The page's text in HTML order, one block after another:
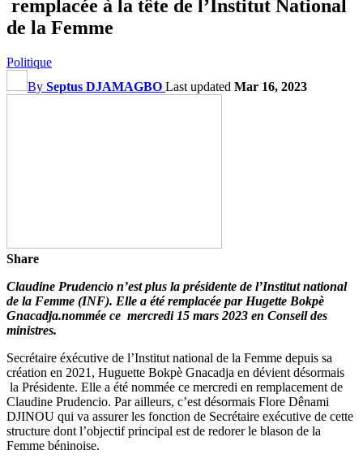
remplacée à la tête de l’Institut National
de la Femme
Politique
By Septus DJAMAGBO Last updated Mar 16, 2023
Share
Claudine Prudencio n’est plus la présidente de l’Institut national
de la Femme (INF). Elle a été remplacée par Hugette Bokpè
Gnacadja.nommée ce mercredi 15 mars 2023 en Conseil des
ministres.
Secrétaire éxécutive de l’Institut national de la Femme depuis sa
création en 2021, Huguette Bokpè Gnacadja en dévient désormais
la Présidente. Elle a été nommée ce mercredi en remplacement de
Claudine Prudencio. Par ailleurs, c’est désormais Flore Dênami
DJINOU qui va assurer les fonction de Secrétaire exécutive de cette
structure dont l’objectif principal est de redorer le blason de la
Femme béninoise.